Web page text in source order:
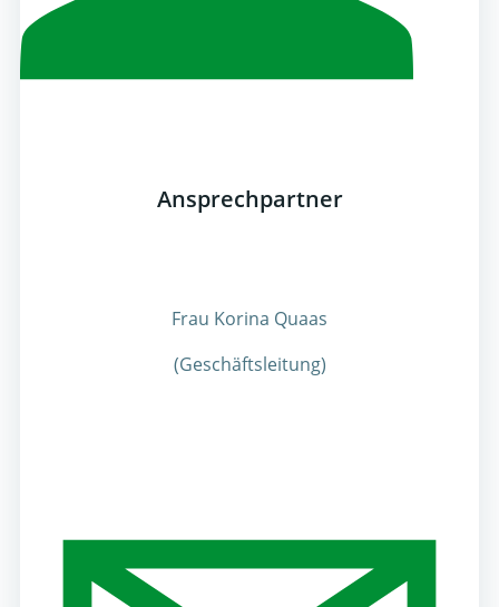
Ansprechpartner
Frau Korina Quaas
(Geschäftsleitung)